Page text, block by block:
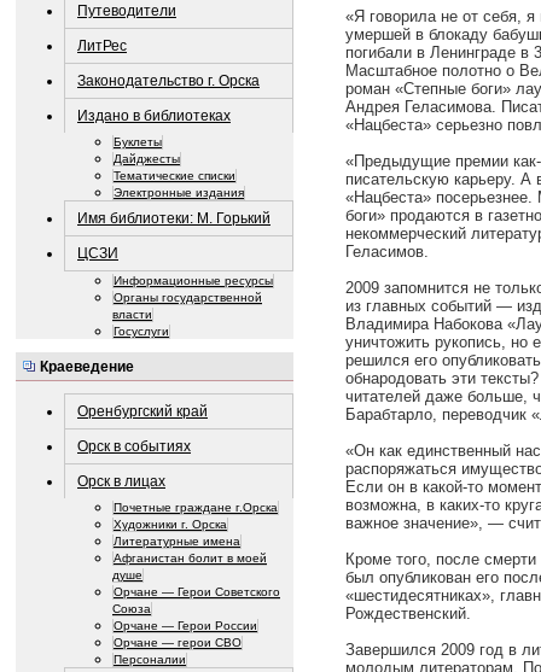
Путеводители
ЛитРес
Законодательство г. Орска
Издано в библиотеках
Буклеты
Дайджесты
Тематические списки
Электронные издания
Имя библиотеки: М. Горький
ЦСЗИ
Информационные ресурсы
Органы государственной
власти
Госуслуги
Краеведение
Оренбургский край
Орск в событиях
Орск в лицах
Почетные граждане г.Орска
Художники г. Орска
Литературные имена
Афганистан болит в моей
душе
Орчане — Герои Советского
Союза
Орчане — Герои России
Орчане — герои СВО
Персоналии
«Я говорила не от себя,
умершей в блокаду
погибали в Ленинграде
Масштабное полотно о
роман «Степные боги»
Андрея Геласимова.
«Нацбеста» серьезно
«Предыдущие премии
писательскую карьеру.
«Нацбеста»
боги» продаются в
некоммерческий
Геласимов.
2009 запомнится не
из главных событий —
Владимира Набокова
уничтожить рукопись, но
решился его
обнародовать эти
читателей даже больше,
Барабтарло, переводчик
«Он как единственный
распоряжаться
Если он в какой-то
возможна, в каких-то
важное значение», —
Кроме того, после
был опубликован его
«шестидесятниках»,
Рождественский.
Завершился 2009 год в
молодым литераторам.